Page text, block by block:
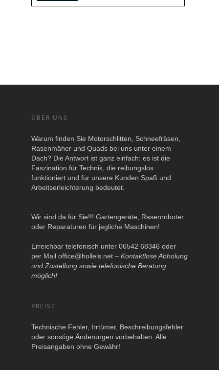
ÜBER UNS
Warum finden Sie Motorschlitten, Schneefräsen,
Rasenmäher und Quads bei uns unter einem
Dach? Die Antwort ist ganz einfach: es ist die
Faszination für Technik, die reibungslos
funktioniert und für unsere Kunden Spaß und
Arbeitserleichterung bedeutet.
Wir sind da für Sie!!! Gartengeräte, Rasenroboter
oder Reparaturen für jegliche Maschinen!
Erreichbar telefonisch unter 06542 68346 oder
per Mail office@holleis.net – Kontaktlose Abholung
und Zustellung sowie telefonische Beratung
möglich!
PREISE
Technische Fehler, Irrtümer, Beschreibungsfehler
oder sonstige Änderungen vorbehalten. Alle
Preisangaben ohne Gewähr!